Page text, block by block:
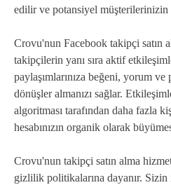
edilir ve potansiyel müşterilerinizin
Crovu'nun Facebook takipçi satın
takipçilerin yanı sıra aktif
paylaşımlarınıza beğeni, yorum
dönüşler almanızı sağlar.
algoritması tarafından daha fazla
hesabınızın organik olarak
Crovu'nun takipçi satın alma
gizlilik politikalarına dayanır.